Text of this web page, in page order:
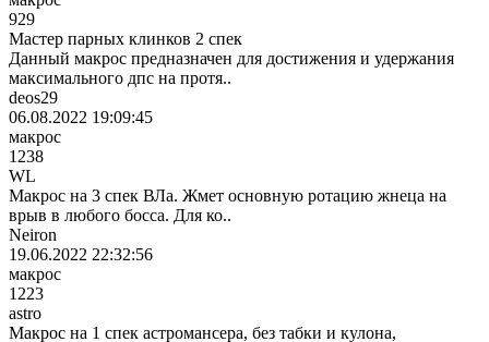
929
Мастер парных клинков 2 спек
Данный макрос предназначен для достижения и удержания
максимального дпс на протя..
deos29
06.08.2022 19:09:45
макрос
1238
WL
Макрос на 3 спек ВЛа. Жмет основную ротацию жнеца на
врыв в любого босса. Для ко..
Neiron
19.06.2022 22:32:56
макрос
1223
astro
Макрос на 1 спек астромансера, без табки и кулона,